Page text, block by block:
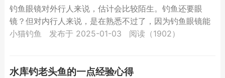
钓鱼眼镜对外行人来说，估计会比较陌生。钓鱼还要眼
镜？但对内行人来说，是在熟悉不过了，因为钓鱼眼镜能
帮助钓鱼者更加容易地发现鱼的动向，而且能保护眼睛。
小猫钓鱼 发布于 2025-01-03 阅读（1902）
水库钓老头鱼的一点经验心得